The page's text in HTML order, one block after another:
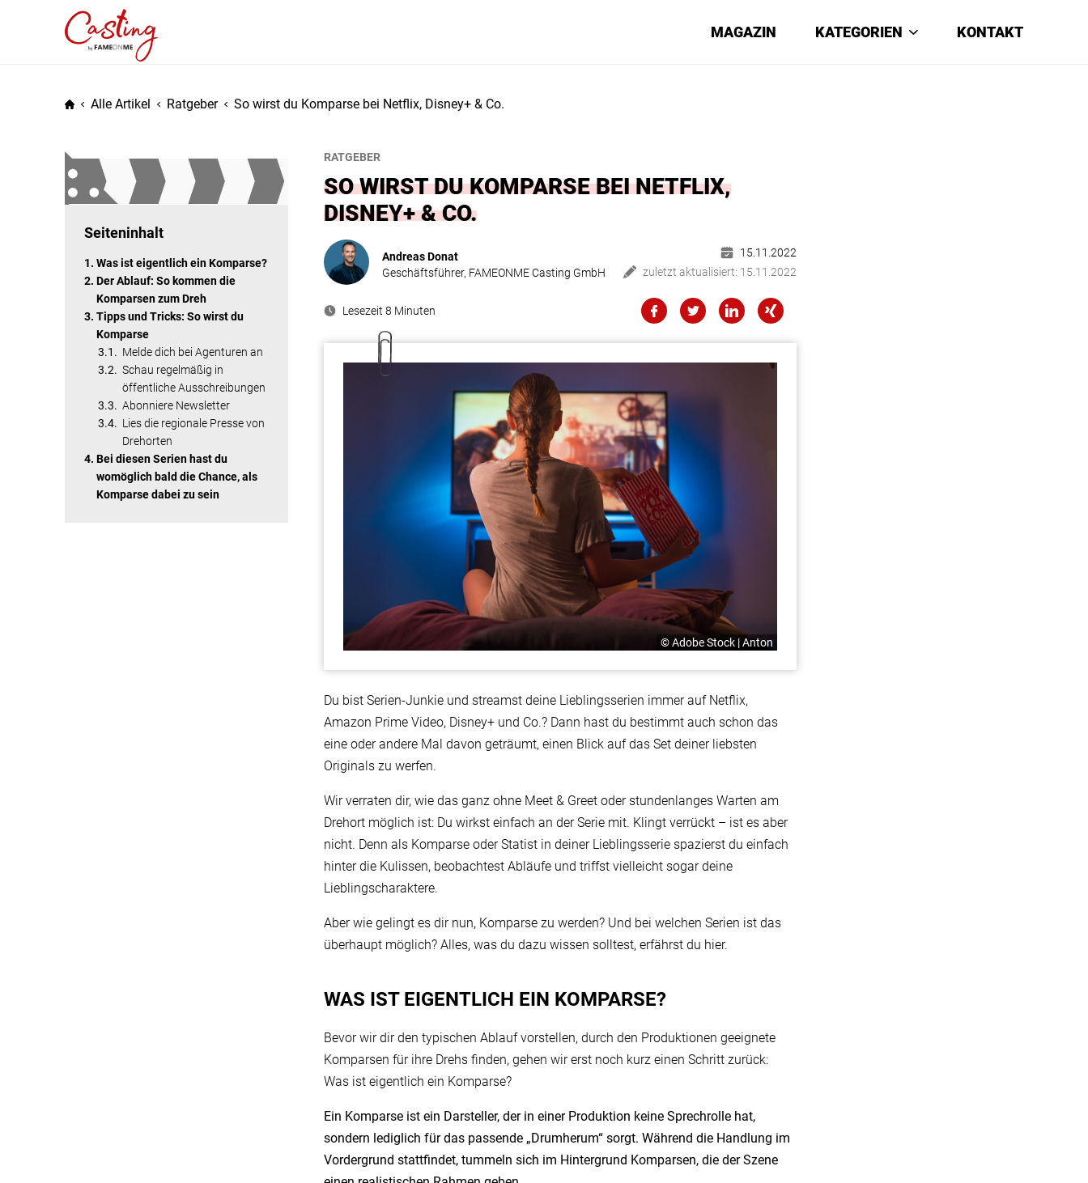
MAGAZIN KATEGORIEN KONTAKT
Alle Artikel Ratgeber So wirst du Komparse bei Netflix, Disney+ & Co.
Seiteninhalt
Was ist eigentlich ein Komparse?
Der Ablauf: So kommen die
Komparsen zum Dreh
Tipps und Tricks: So wirst du
Komparse
Melde dich bei Agenturen an
Schau regelmäßig in
öffentliche Ausschreibungen
Abonniere Newsletter
Lies die regionale Presse von
Drehorten
Bei diesen Serien hast du
womöglich bald die Chance, als
Komparse dabei zu sein
RATGEBER
SO WIRST DU KOMPARSE BEI NETFLIX,
DISNEY+ & CO.
Andreas Donat
Geschäftsführer, FAMEONME Casting GmbH
15.11.2022
zuletzt aktualisiert: 15.11.2022
Lesezeit 8 Minuten
© Adobe Stock | Anton
Du bist Serien-Junkie und streamst deine Lieblingsserien immer auf Netflix,
Amazon Prime Video, Disney+ und Co.? Dann hast du bestimmt auch schon das
eine oder andere Mal davon geträumt, einen Blick auf das Set deiner liebsten
Originals zu werfen.
Wir verraten dir, wie das ganz ohne Meet & Greet oder stundenlanges Warten am
Drehort möglich ist: Du wirkst einfach an der Serie mit. Klingt verrückt – ist es aber
nicht. Denn als Komparse oder Statist in deiner Lieblingsserie spazierst du einfach
hinter die Kulissen, beobachtest Abläufe und triffst vielleicht sogar deine
Lieblingscharaktere.
Aber wie gelingt es dir nun, Komparse zu werden? Und bei welchen Serien ist das
überhaupt möglich? Alles, was du dazu wissen solltest, erfährst du hier.
WAS IST EIGENTLICH EIN KOMPARSE?
Bevor wir dir den typischen Ablauf vorstellen, durch den Produktionen geeignete
Komparsen für ihre Drehs finden, gehen wir erst noch kurz einen Schritt zurück:
Was ist eigentlich ein Komparse?
Ein Komparse ist ein Darsteller, der in einer Produktion keine Sprechrolle hat,
sondern lediglich für das passende „Drumherum“ sorgt. Während die Handlung im
Vordergrund stattfindet, tummeln sich im Hintergrund Komparsen, die der Szene